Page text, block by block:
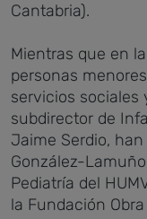
Cantabria).
Mientras que en
personas
servicios sociales
subdirector de
Jaime Serdio,
González-
Pediatría del
la Fundación